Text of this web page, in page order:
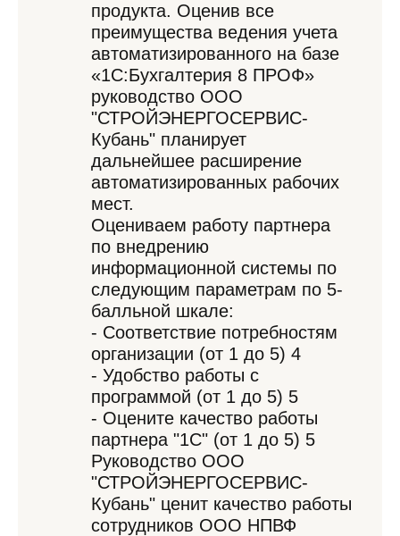
продукта. Оценив все
преимущества ведения учета
автоматизированного на базе
«1С:Бухгалтерия 8 ПРОФ»
руководство ООО
"СТРОЙЭНЕРГОСЕРВИС-
Кубань" планирует
дальнейшее расширение
автоматизированных рабочих
мест.
Оцениваем работу партнера
по внедрению
информационной системы по
следующим параметрам по 5-
балльной шкале:
- Соответствие потребностям
организации (от 1 до 5) 4
- Удобство работы с
программой (от 1 до 5) 5
- Оцените качество работы
партнера "1С" (от 1 до 5) 5
Руководство ООО
"СТРОЙЭНЕРГОСЕРВИС-
Кубань" ценит качество работы
сотрудников ООО НПВФ